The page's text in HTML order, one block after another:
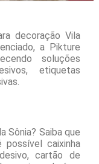
decoração Vila
a Pikture
soluções
etiquetas
Sônia? Saiba que
possível caixinha
cartão de